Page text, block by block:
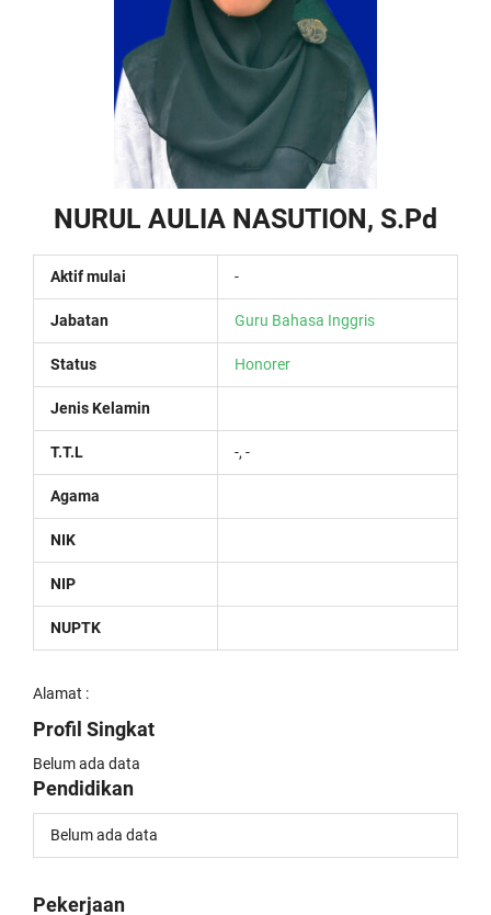
NURUL AULIA NASUTION, S.Pd
Aktif mulai -
Jabatan Guru Bahasa Inggris
Status Honorer
Jenis Kelamin
T.T.L -, -
Agama
NIK
NIP
NUPTK
Alamat :
Profil Singkat
Belum ada data
Pendidikan
Belum ada data
Pekerjaan